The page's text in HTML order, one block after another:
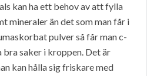
kan ha ett behov av att fylla
mineraler än det som man får i
pulver så får man c-
bra saker i kroppen. Det är
kan hålla sig friskare med